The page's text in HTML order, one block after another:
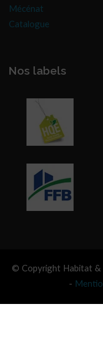
Mécénat
Catalogue
Nos labels
© Copyright Habitat &
-